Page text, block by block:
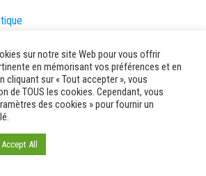
sur notre site Web pour vous offrir
en mémorisant vos préférences et en
cliquant sur « Tout accepter », vous
de TOUS les cookies. Cependant, vous
des cookies » pour fournir un
Accept All